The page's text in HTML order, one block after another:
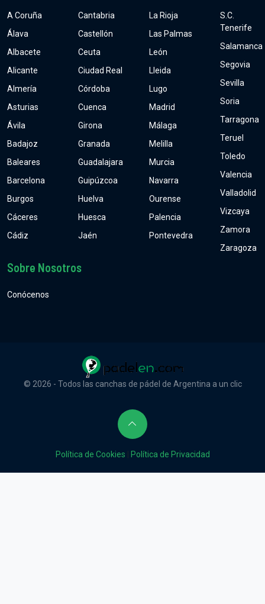
A Coruña
Álava
Albacete
Alicante
Almería
Asturias
Ávila
Badajoz
Baleares
Barcelona
Burgos
Cáceres
Cádiz
Cantabria
Castellón
Ceuta
Ciudad Real
Córdoba
Cuenca
Girona
Granada
Guadalajara
Guipúzcoa
Huelva
Huesca
Jaén
La Rioja
Las Palmas
León
Lleida
Lugo
Madrid
Málaga
Melilla
Murcia
Navarra
Ourense
Palencia
Pontevedra
S.C.
Tenerife
Salamanca
Segovia
Sevilla
Soria
Tarragona
Teruel
Toledo
Valencia
Valladolid
Vizcaya
Zamora
Zaragoza
Sobre Nosotros
Conócenos
© 2026 - Todos las canchas de pádel de Argentina a un clic
Política de Cookies Política de Privacidad